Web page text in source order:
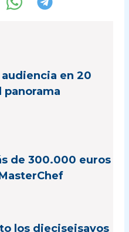
en 20
panorama
de 300.000 euros
los dieciseisavos